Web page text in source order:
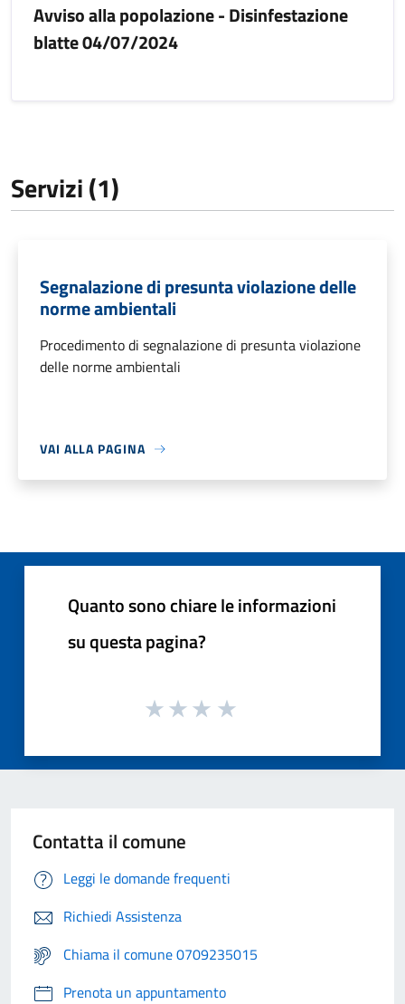
Avviso alla popolazione - Disinfestazione
blatte 04/07/2024
Servizi (1)
Segnalazione di presunta violazione delle
norme ambientali
Procedimento di segnalazione di presunta violazione
delle norme ambientali
VAI ALLA PAGINA
Quanto sono chiare le informazioni
su questa pagina?
Contatta il comune
Leggi le domande frequenti
Richiedi Assistenza
Chiama il comune 0709235015
Prenota un appuntamento